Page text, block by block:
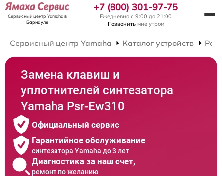
Сервисный центр Yamahaв
Барнауле
+7 (800) 301-97-75
Ежедневно с 9:00 до 21:00
Позвонить мне утром
Сервисный центр Yamaha Каталог устройств
Замена клавиш и
уплотнителей синтезатора
Yamaha Psr-Ew310
Официальный сервис
Гарантийное обслуживание
синтезатора Yamaha до 3 лет
Диагностика за наш счет,
ремонт по желанию